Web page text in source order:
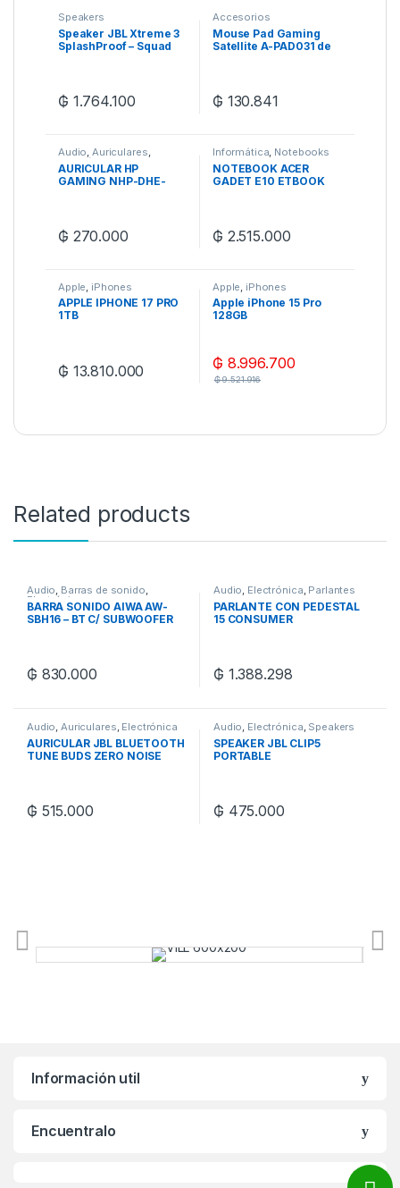
Speakers
Speaker JBL Xtreme 3
SplashProof – Squad
₲ 1.764.100
Accesorios
Mouse Pad Gaming
Satellite A-PAD031 de
₲ 130.841
Audio Auriculares
Electrónica Zona Gaming
AURICULAR HP
GAMING NHP-DHE-
₲ 270.000
Informática Notebooks
NOTEBOOK ACER
GADET E10 ETBOOK
₲ 2.515.000
Apple iPhones
APPLE IPHONE 17 PRO
1TB
₲ 13.810.000
Apple iPhones
Apple iPhone 15 Pro
128GB
₲ 8.996.700
₲9.521.916
Related products
Audio, Barras de sonido,
Electrónica
BARRA SONIDO AIWA AW-
SBH16 – BT C/ SUBWOOFER
₲ 830.000
Audio, Electrónica, Parlantes
PARLANTE CON PEDESTAL
15 CONSUMER
₲ 1.388.298
Audio,Auriculares, Electrónica
AURICULAR JBL BLUETOOTH
TUNE BUDS ZERO NOISE
₲ 515.000
Audio, Electrónica, Speakers
SPEAKER JBL CLIP5
PORTABLE
₲ 475.000
Información util
Encuentralo